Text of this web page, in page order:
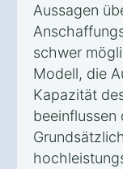
Aussagen
schwer
Modell, die
Kapazität
beeinflussen